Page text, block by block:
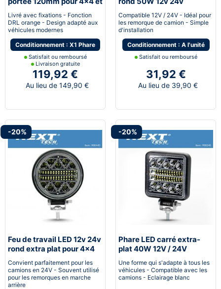
camion avec feux de jour
Livré avec fixations - Fonction
DRL orange - Design adapté aux
véhicules modernes
Conditionnement : X1 Phare
Satisfait ou remboursé
Livraison gratuite
119,92 €
Au lieu de 149,90 €
Compatible 12V / 24V - Idéal pour
les remorque de camion - Simple
d'installation
Conditionnement : A l'unité
Satisfait ou remboursé
31,92 €
Au lieu de 39,90 €
-20%
Feu de travail LED 12v 24v
rond extra plat pour 4x4
Convient parfaitement pour les
camions en 24V - Souvent utilisé
pour les remorques en marche
arrière
-20%
Phare LED carré extra-
plat 40W 12V / 24V
Une forme qui s'adapte à tous les
véhicules - Compatible avec les
camions - Eclairage blanc